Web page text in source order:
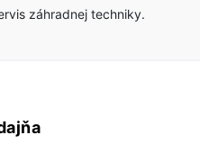
záhradnej techniky.